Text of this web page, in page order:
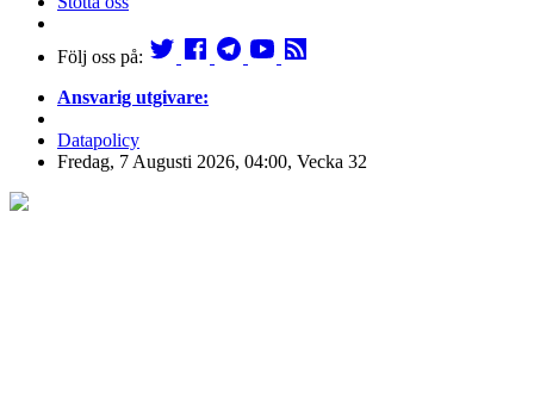
Följ oss på:
Ansvarig utgivare:
Datapolicy
Fredag, 7 Augusti 2026, 04:00, Vecka 32